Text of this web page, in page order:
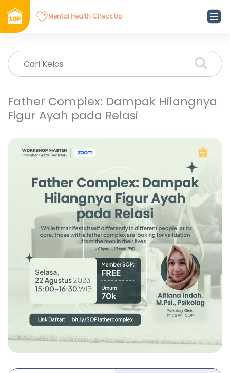
Mental Health Check Up
Father Complex: Dampak Hilangnya
Figur Ayah pada Relasi